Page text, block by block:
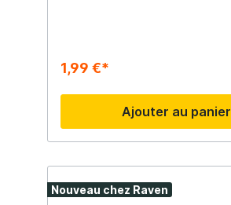
1,99 €*
Ajouter au panier
Nouveau chez Raven